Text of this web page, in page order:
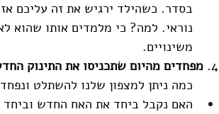
בסדר. כשהילד ירגיש את זה עליכם
נוראי. למה? כי מלמדים אותו שהוא
משינויים.
4. מפחדים מהיום שתכניסו את התינוק
כמה ניתן למצפון שלנו להשתלט
האם נקבל ביחד את האח החדש וביחד